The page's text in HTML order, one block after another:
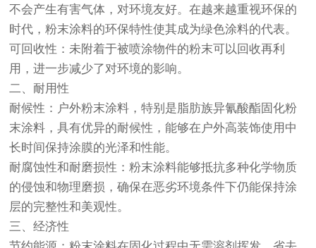
不会产生有害气体，对环境友好。在越来越重视环保的
时代，粉末涂料的环保特性使其成为绿色涂料的代表。
可回收性：未附着于被喷涂物件的粉末可以回收再利
用，进一步减少了对环境的影响。
二、耐用性
耐候性：户外粉末涂料，特别是脂肪族异氰酸酯固化粉
末涂料，具有优异的耐候性，能够在户外高装饰使用中
长时间保持涂膜的光泽和性能。
耐腐蚀性和耐磨损性：粉末涂料能够抵抗多种化学物质
的侵蚀和物理磨损，确保在恶劣环境条件下仍能保持涂
层的完整性和美观性。
三、经济性